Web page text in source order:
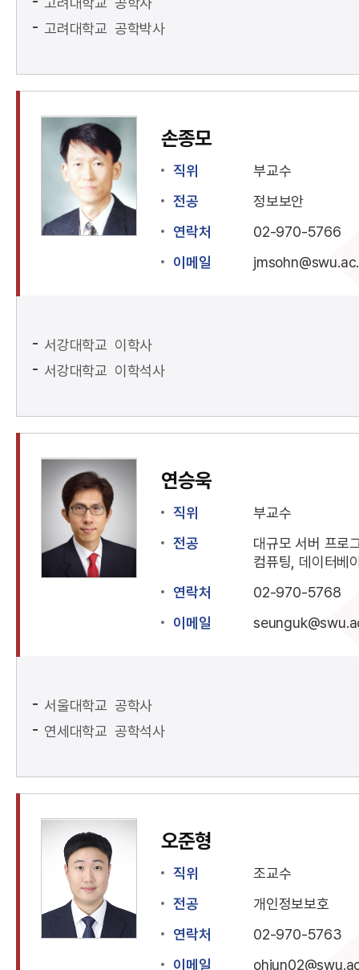
고려대학교 공학박사
손종모
직위
부교수
전공
정보보안
연락처
02-970-5766
이메일
서강대학교 이학사
서강대학교 이학석사
연승욱
직위
부교수
전공
대규모 서버 프로
컴퓨팅, 데이터베
연락처
02-970-5768
이메일
서울대학교 공학사
연세대학교 공학석사
오준형
직위
조교수
전공
개인정보보호
연락처
02-970-5763
이메일